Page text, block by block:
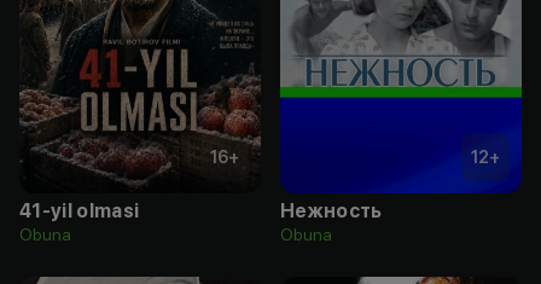
16+
41-yil olmasi
Obuna
12+
Нежность
Obuna